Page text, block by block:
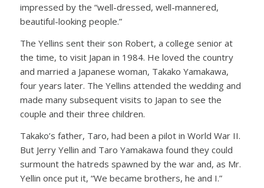
impressed by the “well-dressed, well-mannered,
beautiful-looking people.”
The Yellins sent their son Robert, a college senior at
the time, to visit Japan in 1984. He loved the country
and married a Japanese woman, Takako Yamakawa,
four years later. The Yellins attended the wedding and
made many subsequent visits to Japan to see the
couple and their three children.
Takako’s father, Taro, had been a pilot in World War II.
But Jerry Yellin and Taro Yamakawa found they could
surmount the hatreds spawned by the war and, as Mr.
Yellin once put it, “We became brothers, he and I.”